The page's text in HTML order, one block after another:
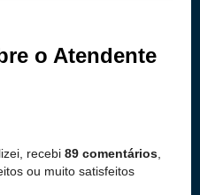
o Atendente
recebi 89 comentários
ou muito satisfeitos